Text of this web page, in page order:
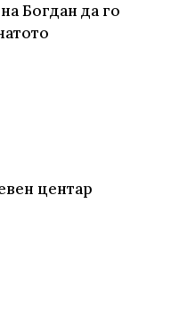
Богдан да го
центар